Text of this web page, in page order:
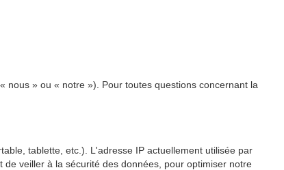
nous » ou « notre »). Pour toutes questions concernant la
tablette, etc.). L'adresse IP actuellement utilisée par
veiller à la sécurité des données, pour optimiser notre